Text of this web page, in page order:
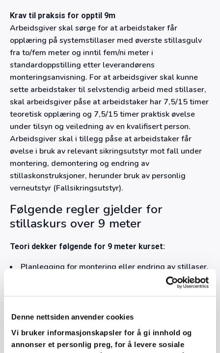
Denne nettsiden anvender cookies
Vi bruker informasjonskapsler for å gi innhold og
annonser et personlig preg, for å levere sosiale
Krav til praksis for opptil 9m
Arbeidsgiver skal sørge for at arbeidstaker får
opplæring på systemstillaser med øverste stillasgulv
fra to/fem meter og inntil fem/ni meter i
standardoppstilling etter leverandørens
monteringsanvisning. For at arbeidsgiver skal kunne
sette arbeidstaker til selvstendig arbeid med stillaser,
skal arbeidsgiver påse at arbeidstaker har 7,5/15 timer
teoretisk opplæring og 7,5/15 timer praktisk øvelse
under tilsyn og veiledning av en kvalifisert person.
Arbeidsgiver skal i tillegg påse at arbeidstaker får
øvelse i bruk av relevant sikringsutstyr mot fall under
montering, demontering og endring av
stillaskonstruksjoner, herunder bruk av personlig
verneutstyr (Fallsikringsutstyr).
Følgende regler gjelder for
stillaskurs over 9 meter
Teori dekker følgende for 9 meter kurset:
Planlegging for montering eller endring av stillaser.
Sikkerhet ved montering eller endring av stillaser.
gjenstander.
Tillatte belastninger.
Vindforankring.